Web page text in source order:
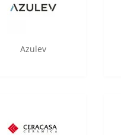
Azulev